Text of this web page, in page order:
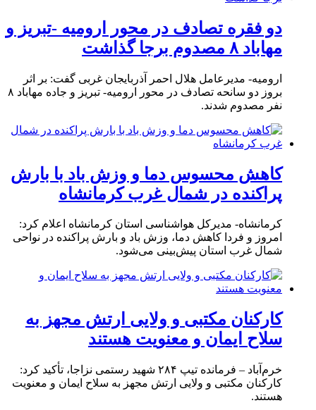
دو فقره تصادف در محور ارومیه -تبریز و
مهاباد ۸ مصدوم برجا گذاشت
ارومیه- مدیرعامل هلال احمر آذربایجان غربی گفت: بر اثر
بروز دو سانحه تصادف در محور ارومیه- تبریز و جاده مهاباد ۸
نفر مصدوم شدند.
کاهش محسوس دما و وزش باد با بارش
پراکنده در شمال غرب کرمانشاه
کرمانشاه- مدیرکل هواشناسی استان کرمانشاه اعلام کرد:
امروز و فردا کاهش دما، وزش باد و بارش پراکنده در نواحی
شمال غرب استان پیش‌بینی می‌شود.
کارکنان مکتبی و ولایی ارتش مجهز به
سلاح ایمان و معنویت هستند
خرم‌آباد – فرمانده تیپ ۲۸۴ شهید رستمی نزاجا، تأکید کرد:
کارکنان مکتبی و ولایی ارتش مجهز به سلاح ایمان و معنویت
هستند.